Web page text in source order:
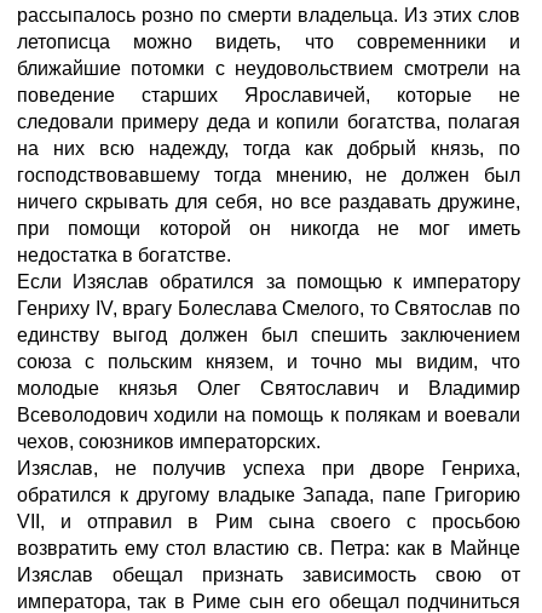
рассыпалось розно по смерти владельца. Из этих слов
летописца можно видеть, что современники и
ближайшие потомки с неудовольствием смотрели на
поведение старших Ярославичей, которые не
следовали примеру деда и копили богатства, полагая
на них всю надежду, тогда как добрый князь, по
господствовавшему тогда мнению, не должен был
ничего скрывать для себя, но все раздавать дружине,
при помощи которой он никогда не мог иметь
недостатка в богатстве.
Если Изяслав обратился за помощью к императору
Генриху IV, врагу Болеслава Смелого, то Святослав по
единству выгод должен был спешить заключением
союза с польским князем, и точно мы видим, что
молодые князья Олег Святославич и Владимир
Всеволодович ходили на помощь к полякам и воевали
чехов, союзников императорских.
Изяслав, не получив успеха при дворе Генриха,
обратился к другому владыке Запада, папе Григорию
VII, и отправил в Рим сына своего с просьбою
возвратить ему стол властию св. Петра: как в Майнце
Изяслав обещал признать зависимость свою от
императора, так в Риме сын его обещал подчиниться